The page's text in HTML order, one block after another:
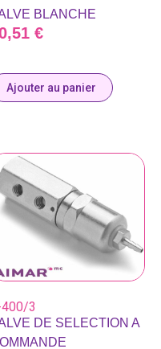
BLANCHE
€
Ajouter au panier
3
DE SELECTION A